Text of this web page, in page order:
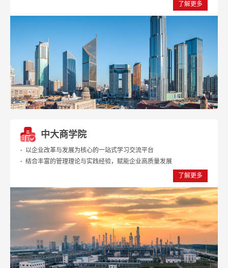
了解更多
中大商学院
· 以企业改革与发展为核心的一站式学习交流平台
· 结合丰富的管理理论与实践经验，赋能企业高质量发展
了解更多